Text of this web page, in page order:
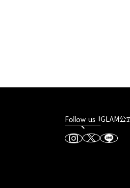
Follow us !GLAM公